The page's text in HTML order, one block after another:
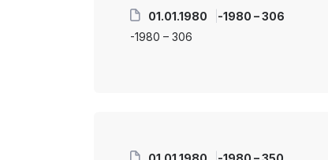
01.01.1980
-1980 – 306
-1980 – 306